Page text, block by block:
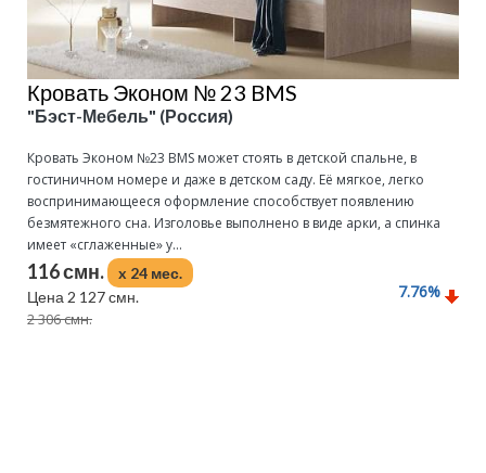
Кровать Эконом № 23 BMS
"Бэст-Мебель" (Россия)
Кровать Эконом №23 BMS может стоять в детской спальне, в
гостиничном номере и даже в детском саду. Её мягкое, легко
воспринимающееся оформление способствует появлению
безмятежного сна. Изголовье выполнено в виде арки, а спинка
имеет «сглаженные» у...
116 смн.
x 24 мес.
Цена 2 127 смн.
2 306 смн.
7.76%